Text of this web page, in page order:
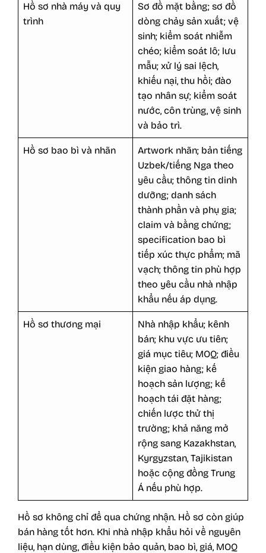
Hồ sơ nhà máy và quy
trình
Sơ đồ mặt bằng; sơ đồ
dòng chảy sản xuất; vệ
sinh; kiểm soát nhiễm
chéo; kiểm soát lô; lưu
mẫu; xử lý sai lệch,
khiếu nại, thu hồi; đào
tạo nhân sự; kiểm soát
nước, côn trùng, vệ sinh
và bảo trì.
Hồ sơ bao bì và nhãn
Artwork nhãn; bản tiếng
Uzbek/tiếng Nga theo
yêu cầu; thông tin dinh
dưỡng; danh sách
thành phần và phụ gia;
claim và bằng chứng;
specification bao bì
tiếp xúc thực phẩm; mã
vạch; thông tin phù hợp
theo yêu cầu nhà nhập
khẩu nếu áp dụng.
Hồ sơ thương mại
Nhà nhập khẩu; kênh
bán; khu vực ưu tiên;
giá mục tiêu; MOQ; điều
kiện giao hàng; kế
hoạch sản lượng; kế
hoạch tái đặt hàng;
chiến lược thử thị
trường; khả năng mở
rộng sang Kazakhstan,
Kyrgyzstan, Tajikistan
hoặc cộng đồng Trung
Á nếu phù hợp.
Hồ sơ không chỉ để qua chứng nhận. Hồ sơ còn giúp
bán hàng tốt hơn. Khi nhà nhập khẩu hỏi về nguyên
liệu, hạn dùng, điều kiện bảo quản, bao bì, giá, MOQ